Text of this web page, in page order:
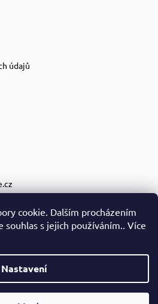
cookie. Dalším procházením
s jejich používáním.. Více
Nastavení
údajů
nabytekvkostce.cz/
Vytvořil Shoptet
kostce.cz. Všechna práva vyhrazena.